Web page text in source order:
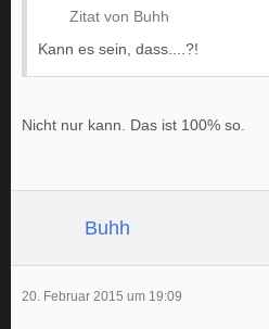
Zitat von Buhh
Kann es sein, dass....?!
Nicht nur kann. Das ist 100% so.
Buhh
20. Februar 2015 um 19:09